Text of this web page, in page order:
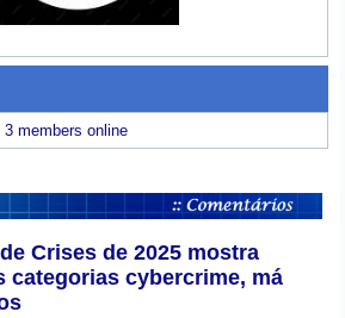
members online
Crises de 2025 mostra
categorias cybercrime, má